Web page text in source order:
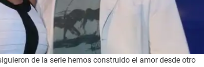
de la serie hemos construido el amor desde otro